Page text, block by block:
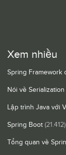
Xem nhiều
Spring Framework
Nói về
Lập trình Java với
Spring Boot (21.412)
Tổng quan về